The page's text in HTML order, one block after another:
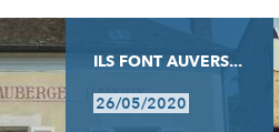
ILS FONT AUVERS...
26/05/2020